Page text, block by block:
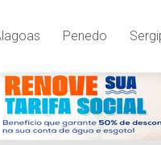
Penedo